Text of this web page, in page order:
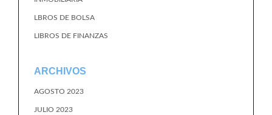
LBROS DE BOLSA
LIBROS DE FINANZAS
ARCHIVOS
AGOSTO 2023
JULIO 2023